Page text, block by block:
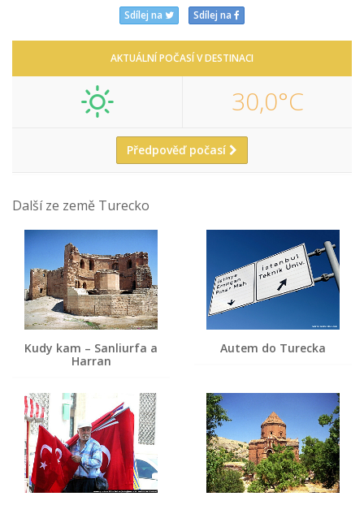
Sdílej na Sdílej na
AKTUÁLNÍ POČASÍ V DESTINACI
30,0°C
Předpověď počasí
Další ze země Turecko
Kudy kam – Sanliurfa a
Harran
Autem do Turecka